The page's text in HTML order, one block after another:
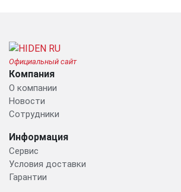
Официальный сайт
Компания
О компании
Новости
Сотрудники
Информация
Сервис
Условия доставки
Гарантии